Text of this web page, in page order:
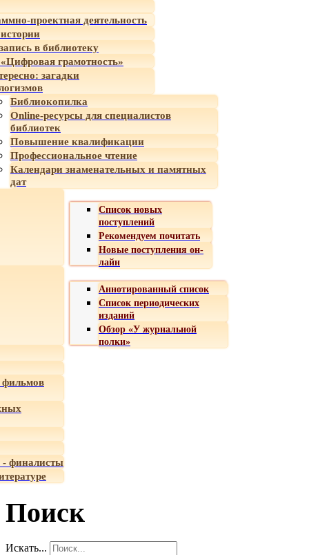
проектная деятельность
в библиотеку
грамотность»
загадки
Библиокопилка
Online-ресурсы для специалистов
библиотек
Повышение квалификации
Профессиональное чтение
Календари знаменательных и памятных
дат
Список новых
поступлений
Рекомендуем почитать
Новые поступления он-
лайн
Аннотированный список
Список периодических
изданий
Обзор «У журнальной
полки»
- финалисты
Поиск
Искать...